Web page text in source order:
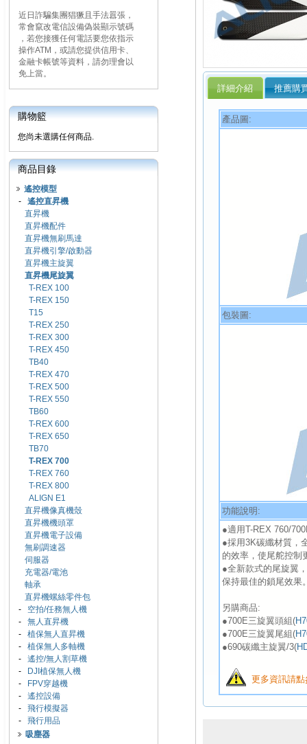
近日詐騙集團猖獗且手法囂張，
常會竄改電信設備偽裝顯示號碼
，若您接獲任何電話要您依指示
操作ATM，或請您提供信用卡、
金融卡帳號等資料，請勿理會以
免上當。
購物籃
您尚未選購任何商品.
商品目錄
遙控模型
- 遙控直昇機
直昇機
直昇機配件
直昇機無刷馬達
直昇機引擎/啟動器
直昇機主旋翼
直昇機尾旋翼
T-REX 100
T-REX 150
T15
T-REX 250
T-REX 300
T-REX 450
TB40
T-REX 470
T-REX 500
T-REX 550
TB60
T-REX 600
T-REX 650
TB70
T-REX 700
T-REX 760
T-REX 800
ALIGN E1
直昇機像真機殼
直昇機機頭罩
直昇機電子設備
無刷調速器
伺服器
充電器/電池
軸承
直昇機螺絲零件包
- 空拍/任務無人機
- 無人直昇機
- 植保無人直昇機
- 植保無人多軸機
- 遙控/無人割草機
-
DJI植保無人機
-
FPV穿越機
- 遙控設備
- 飛行模擬器
- 飛行用品
吸塵器
詳細介紹 推薦購
產品圖:
包裝圖:
功能說明:
●適用T-REX 760/
●採用3K碳纖材質，
的效率，使尾舵控制
●全新款式的尾旋翼
保持最佳的鎖尾效果
另購商品:
●700E三旋翼頭組(
●700E三旋翼尾組(
●690碳纖主旋翼/3(
更多資訊請